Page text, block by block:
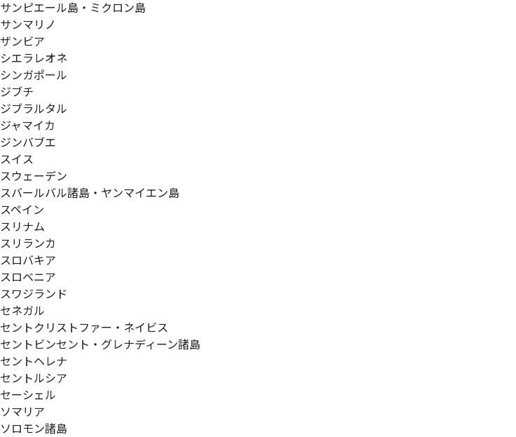
サンピエール島・ミクロン島
サンマリノ
ザンビア
シエラレオネ
シンガポール
ジブチ
ジブラルタル
ジャマイカ
ジンバブエ
スイス
スウェーデン
スバールバル諸島・ヤンマイエン島
スペイン
スリナム
スリランカ
スロバキア
スロベニア
スワジランド
セネガル
セントクリストファー・ネイビス
セントビンセント・グレナディーン諸島
セントヘレナ
セントルシア
セーシェル
ソマリア
ソロモン諸島